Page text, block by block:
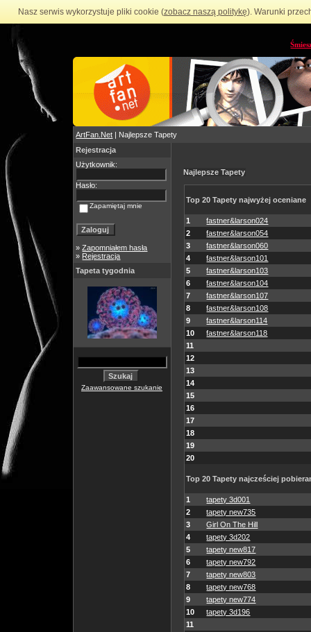
Nasz serwis wykorzystuje pliki cookie (zobacz naszą politykę). Warunki
ArtFan.Net | Najlepsze Tapety
Rejestracja
Użytkownik:
Hasło:
Zapamiętaj mnie
»Zapomniałem hasła
» Rejestracja
Tapeta tygodnia
Zaawansowane szukanie
Najlepsze Tapety
Top 20 Tapety najwyżej oceniane
1
fastner&larson024
2
fastner&larson054
3
fastner&larson060
4
fastner&larson101
5
fastner&larson103
6
fastner&larson104
7
fastner&larson107
8
fastner&larson108
9
fastner&larson114
10
fastner&larson118
11
12
13
14
15
16
17
18
19
20
Top 20 Tapety najcześciej
1
tapety 3d001
2
tapety new735
3
Girl On The Hill
4
tapety 3d202
5
tapety new817
6
tapety new792
7
tapety new803
8
tapety new768
9
tapety new774
10
tapety 3d196
11